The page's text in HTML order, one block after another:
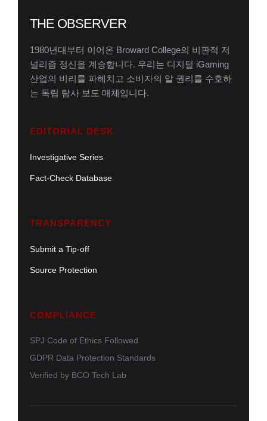
THE OBSERVER
1980년대부터 이어온 Broward College의 비판적 저
널리즘 정신을 계승합니다. 우리는 디지털 iGaming
산업의 비리를 파헤치고 소비자의 알 권리를 수호하
는 독립 탐사 보도 매체입니다.
EDITORIAL DESK
Investigative Series
Fact-Check Database
TRANSPARENCY
Submit a Tip-off
Source Protection
COMPLIANCE
SPJ Code of Ethics Followed
GDPR Data Protection Standards
Verified by BCO Tech Lab